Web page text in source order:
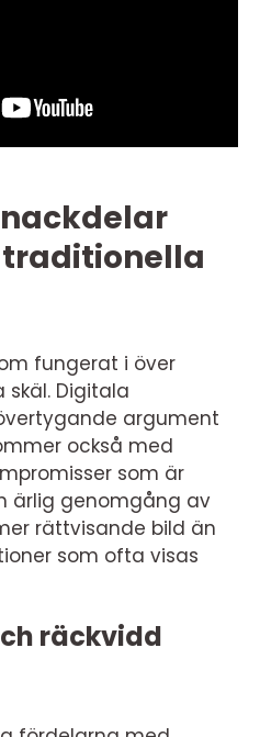
fungerat i över
skäl. Digitala
argument
också med
som är
ärlig genomgång av
rättvisande bild än
som ofta visas
räckvidd